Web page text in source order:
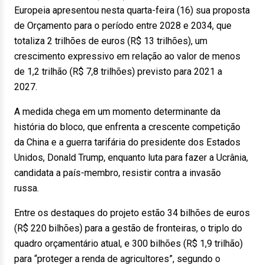
Europeia apresentou nesta quarta-feira (16) sua proposta
de Orçamento para o período entre 2028 e 2034, que
totaliza 2 trilhões de euros (R$ 13 trilhões), um
crescimento expressivo em relação ao valor de menos
de 1,2 trilhão (R$ 7,8 trilhões) previsto para 2021 a
2027.
A medida chega em um momento determinante da
história do bloco, que enfrenta a crescente competição
da China e a guerra tarifária do presidente dos Estados
Unidos, Donald Trump, enquanto luta para fazer a Ucrânia,
candidata a país-membro, resistir contra a invasão
russa.
Entre os destaques do projeto estão 34 bilhões de euros
(R$ 220 bilhões) para a gestão de fronteiras, o triplo do
quadro orçamentário atual, e 300 bilhões (R$ 1,9 trilhão)
para “proteger a renda de agricultores”, segundo o